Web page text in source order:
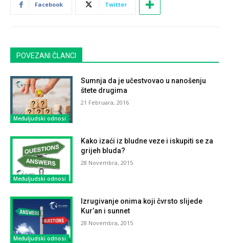
Facebook Twitter
POVEZANI ČLANCI
Međuljudski odnosi
Sumnja da je učestvovao u nanošenju
štete drugima
21 Februara, 2016
Međuljudski odnosi
Kako izaći iz bludne veze i iskupiti se za
grijeh bluda?
28 Novembra, 2015
Međuljudski odnosi
Izrugivanje onima koji čvrsto slijede
Kur’an i sunnet
28 Novembra, 2015